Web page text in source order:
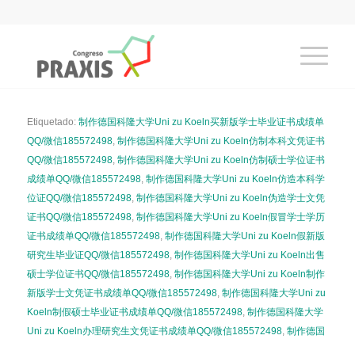
Etiquetado: 制作德国科隆大学Uni zu Koeln买新版学士毕业证书成绩单
QQ/微信185572498, 制作德国科隆大学Uni zu Koeln仿制本科文凭证书
QQ/微信185572498, 制作德国科隆大学Uni zu Koeln仿制硕士学位证书
成绩单QQ/微信185572498, 制作德国科隆大学Uni zu Koeln仿造本科学
位证QQ/微信185572498, 制作德国科隆大学Uni zu Koeln伪造学士文凭
证书QQ/微信185572498, 制作德国科隆大学Uni zu Koeln假冒学士学历
证书成绩单QQ/微信185572498, 制作德国科隆大学Uni zu Koeln假新版
研究生毕业证QQ/微信185572498, 制作德国科隆大学Uni zu Koeln出售
硕士学位证书QQ/微信185572498, 制作德国科隆大学Uni zu Koeln制作
新版学士文凭证书成绩单QQ/微信185572498, 制作德国科隆大学Uni zu
Koeln制假硕士毕业证书成绩单QQ/微信185572498, 制作德国科隆大学
Uni zu Koeln办理研究生文凭证书成绩单QQ/微信185572498, 制作德国